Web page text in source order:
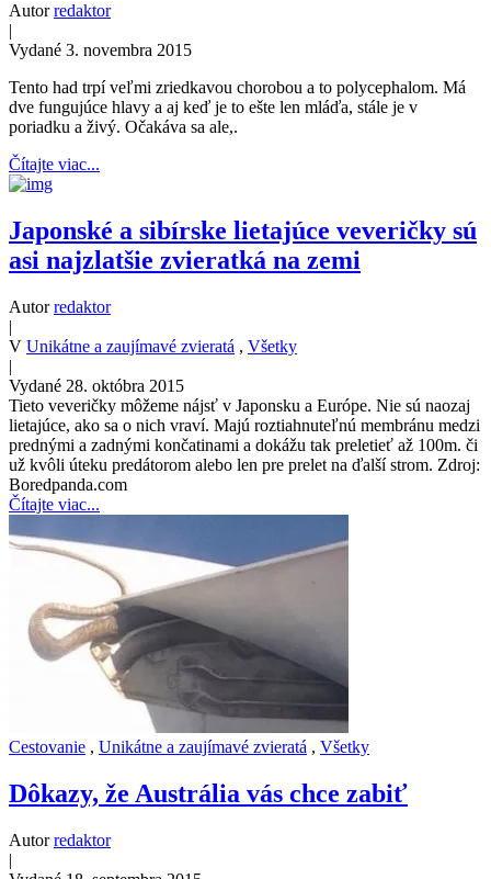
Autorredaktor
|
Vydané 3. novembra 2015
Tento had trpí veľmi zriedkavou chorobou a to polycephalom. Má
dve fungujúce hlavy a aj keď je to ešte len mláďa, stále je v
poriadku a živý. Očakáva sa ale,.
Čítajte viac...
Japonské a sibírske lietajúce veveričky sú
asi najzlatšie zvieratká na zemi
Autorredaktor
|
V Unikátne a zaujímavé zvieratá , Všetky
|
Vydané 28. októbra 2015
Tieto veveričky môžeme nájsť v Japonsku a Európe. Nie sú naozaj
lietajúce, ako sa o nich vraví. Majú roztiahnuteľnú membránu medzi
prednými a zadnými končatinami a dokážu tak preletieť až 100m. či
už kvôli úteku predátorom alebo len pre prelet na ďalší strom. Zdroj:
Boredpanda.com
Čítajte viac...
Cestovanie , Unikátne a zaujímavé zvieratá , Všetky
Dôkazy, že Austrália vás chce zabiť
Autorredaktor
|